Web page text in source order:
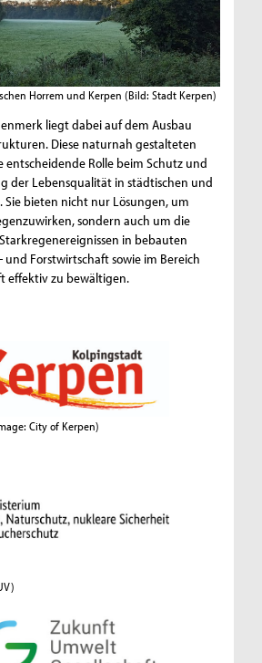
Horrem und Kerpen (Bild: Stadt Kerpen)
liegt dabei auf dem Ausbau
Diese naturnah gestalteten
entscheidende Rolle beim Schutz und
der Lebensqualität in städtischen und
Sie bieten nicht nur Lösungen, um
sondern auch um die
in bebauten
und Forstwirtschaft sowie im Bereich
effektiv zu bewältigen.
City of Kerpen)